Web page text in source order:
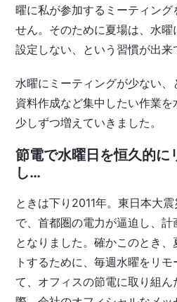
曜に私が参加するミーティング
せん。そのために夏場は、水
設定しない、という習慣が出来
水曜にミーティングが少ない、
資料作成など集中したい作業を
少しずつ増えていきました。
節電で水曜日を恒久的に
し…
ときは下り2011年。東日本大
で、首都圏の電力が逼迫し、
となりました。確かこのとき
トするために、毎週水曜をリ
て、オフィスの節電に取り組